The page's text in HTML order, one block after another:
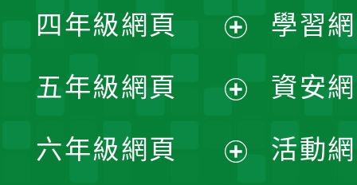
單
選
單
開
選
單
四年級網頁
開
選
五年級網頁
開
六年級網頁
學習
資安
活動